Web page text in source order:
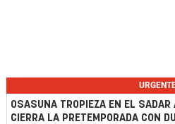
OSASUNA TROPIEZA EN EL
CIERRA LA PRETEMPORADA CON